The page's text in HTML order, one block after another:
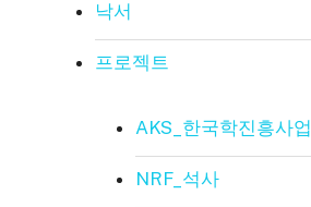
낙서
프로젝트
AKS_한국학진흥사업
NRF_석사